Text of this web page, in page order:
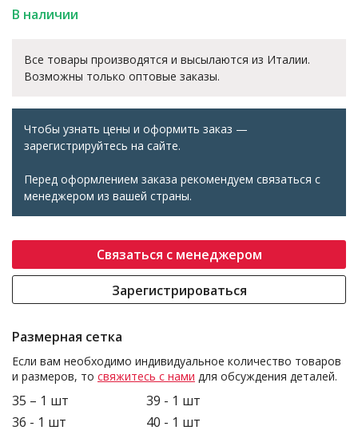
В наличии
Все товары производятся и высылаются из Италии.
Возможны только оптовые заказы.
Чтобы узнать цены и оформить заказ —
зарегистрируйтесь на сайте.
Перед оформлением заказа рекомендуем связаться с
менеджером из вашей страны.
Связаться с менеджером
Зарегистрироваться
Размерная сетка
Если вам необходимо индивидуальное количество товаров
и размеров, то свяжитесь с нами для обсуждения деталей.
35 – 1 шт
36 - 1 шт
39 - 1 шт
40 - 1 шт